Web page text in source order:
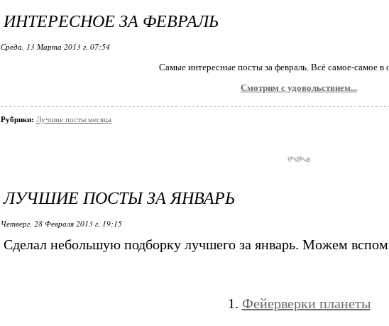
ИНТЕРЕСНОЕ ЗА ФЕВРАЛЬ
Среда, 13 Марта 2013 г. 07:54
Самые интересные посты за февраль. Всё самое-самое в
Смотрим с удовольствием...
Рубрики: Лучшие посты месяца
ЛУЧШИЕ ПОСТЫ ЗА ЯНВАРЬ
Четверг, 28 Февраля 2013 г. 19:15
Сделал небольшую подборку лучшего за январь. Можем
1. Фейерверки планеты